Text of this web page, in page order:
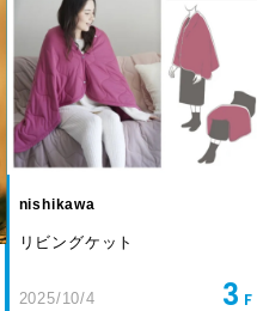
nishikawa
リビングケット
2025/10/4 3